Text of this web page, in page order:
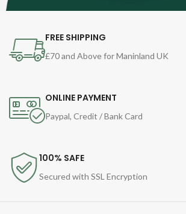
FREE SHIPPING
£70 and Above for Maninland UK
ONLINE PAYMENT
Paypal, Credit / Bank Card
100% SAFE
Secured with SSL Encryption